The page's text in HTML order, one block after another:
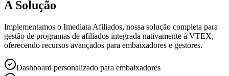
A Solução
Implementamos o Imediata Afiliados, nossa solução completa para
gestão de programas de afiliados integrada nativamente à VTEX,
oferecendo recursos avançados para embaixadores e gestores.
Dashboard personalizado para embaixadores